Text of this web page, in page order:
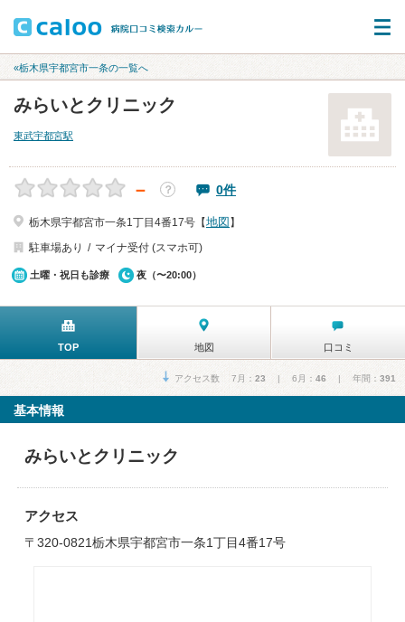
«栃木県宇都宮市一条の一覧へ
みらいとクリニック
東武宇都宮駅
－ ？ 0件
栃木県宇都宮市一条1丁目4番17号【地図 】
駐車場あり
マイナ受付 (スマホ可)
土曜・祝日も診療 夜（〜20:00）
TOP 地図 口コミ
アクセス数 7月： 23 | 6月： 46 | 年間： 391
基本情報
みらいとクリニック
アクセス
〒320-0821栃木県宇都宮市一条1丁目4番17号